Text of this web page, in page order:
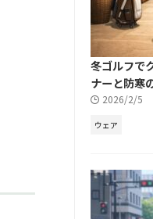
冬ゴルフで
ナーと防寒
2026/2/5
ウェア